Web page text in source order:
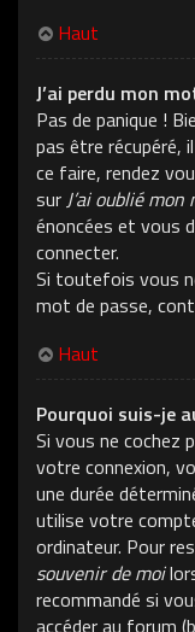
Haut
J’ai perdu mon
Pas de panique !
pas être récupéré,
ce faire, rendez
sur J’ai oublié
énoncées et vous
connecter.
Si toutefois vous
mot de passe,
Haut
Pourquoi suis-je
Si vous ne cochez
votre connexion,
une durée
utilise votre
ordinateur. Pour
souvenir de moi
recommandé si
accéder au forum